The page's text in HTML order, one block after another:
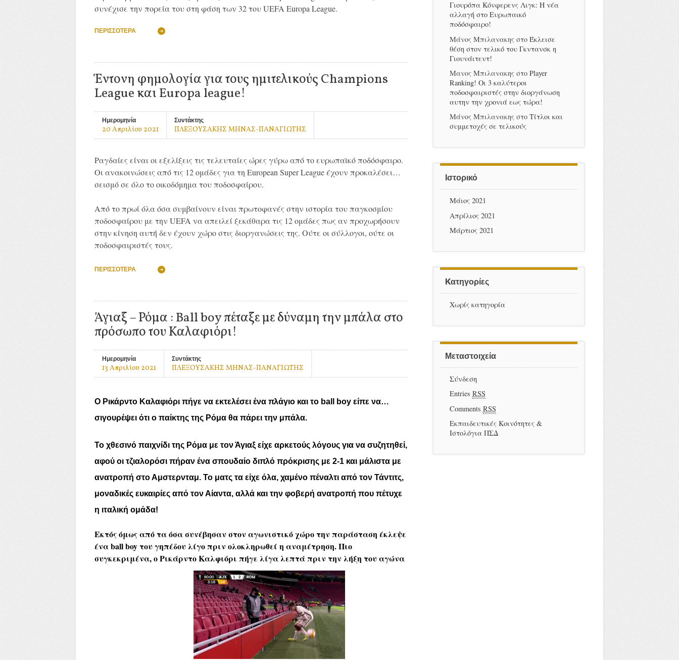
συνέχισε την πορεία του στη φάση των 32 του UEFA Europa League.
ΠΕΡΙΣΣΌΤΕΡΑ
Έντονη φημολογία για τους ημιτελικούς Champions
League και Europa league!
Ημερομηνία
20 Απριλίου 2021
Συντάκτης
ΠΛΕΞΟΥΣΑΚΗΣ ΜΗΝΑΣ-ΠΑΝΑΓΙΩΤΗΣ
Ραγδαίες είναι οι εξελίξεις τις τελευταίες ώρες γύρω από το ευρωπαϊκό ποδόσφαιρο.
Οι ανακοινώσεις από τις 12 ομάδες για τη European Super League έχουν προκαλέσει…
σεισμό σε όλο το οικοδόμημα του ποδοσφαίρου.
Από το πρωί όλα όσα συμβαίνουν είναι πρωτοφανές στην ιστορία του παγκοσμίου
ποδοσφαίρου με την UEFA να απειλεί ξεκάθαρα τις 12 ομάδες πως αν προχωρήσουν
στην κίνηση αυτή δεν έχουν χώρο στις διοργανώσεις της. Ούτε οι σύλλογοι, ούτε οι
ποδοσφαιριστές τους.
ΠΕΡΙΣΣΌΤΕΡΑ
Άγιαξ – Ρόμα : Ball boy πέταξε με δύναμη την μπάλα στο
πρόσωπο του Καλαφιόρι!
Ημερομηνία
13 Απριλίου 2021
Συντάκτης
ΠΛΕΞΟΥΣΑΚΗΣ ΜΗΝΑΣ-ΠΑΝΑΓΙΩΤΗΣ
O Ρικάρντο Καλαφιόρι πήγε να εκτελέσει ένα πλάγιο και το ball boy είπε να…
σιγουρέψει ότι ο παίκτης της Ρόμα θα πάρει την μπάλα.
Το χθεσινό παιχνίδι της Ρόμα με τον Άγιαξ είχε αρκετούς λόγους για να συζητηθεί,
αφού οι τζιαλορόσι πήραν ένα σπουδαίο διπλό πρόκρισης με 2-1 και μάλιστα με
ανατροπή στο Αμστερνταμ. Το ματς τα είχε όλα, χαμένο πέναλτι από τον Τάντιτς,
μοναδικές ευκαιρίες από τον Αίαντα, αλλά και την φοβερή ανατροπή που πέτυχε
η ιταλική ομάδα!
Εκτός όμως από τα όσα συνέβησαν στον αγωνιστικό χώρο την παράσταση έκλεψε
ένα ball boy του γηπέδου λίγο πριν ολοκληρωθεί η αναμέτρηση. Πιο
συγκεκριμένα, ο Ρικάρντο Καλφιόρι πήγε λίγα λεπτά πριν την λήξη του αγώνα
Γιουρόπα Κόνφερενς Λιγκ: Η νέα
αλλαγή στο Ευρωπαικό
ποδόσφαιρο!
Μάνος Μπιλανακηςστο Έκλεισε
θέση στον τελικό του Γκντανσκ η
Γιουνάιτεντ!
Μανος Μπιλανακηςστο Player
Ranking! Οι 3 καλύτεροι
ποδοσφαιριστές στην διοργάνωση
αυτην την χρονιά εως τώρα!
Μάνος Μπιλανακηςστο Τίτλοι και
συμμετοχές σε τελικούς
Ιστορικό
Μάιος 2021
Απρίλιος 2021
Μάρτιος 2021
Kατηγορίες
Χωρίς κατηγορία
Μεταστοιχεία
Σύνδεση
Entries RSS
Comments RSS
Εκπαιδευτικές Κοινότητες &
Ιστολόγια ΠΣΔ